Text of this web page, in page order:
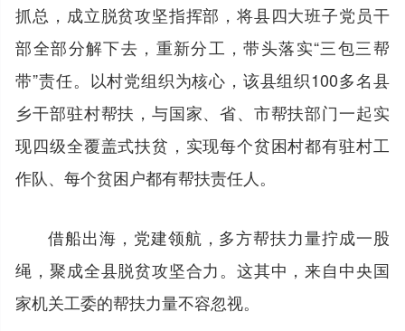
抓总，成立脱贫攻坚指挥部，将县四大班子党员干
部全部分解下去，重新分工，带头落实“三包三帮
带”责任。以村党组织为核心，该县组织100多名县
乡干部驻村帮扶，与国家、省、市帮扶部门一起实
现四级全覆盖式扶贫，实现每个贫困村都有驻村工
作队、每个贫困户都有帮扶责任人。
借船出海，党建领航，多方帮扶力量拧成一股
绳，聚成全县脱贫攻坚合力。这其中，来自中央国
家机关工委的帮扶力量不容忽视。